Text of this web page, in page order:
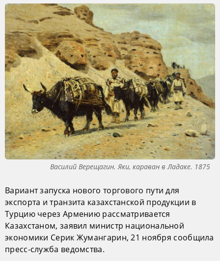
Василий Верещагин. Яки, караван в Ладаке. 1875
Вариант запуска нового торгового пути для
экспорта и транзита казахстанской продукции в
Турцию через Армению рассматривается
Казахстаном, заявил министр национальной
экономики Серик Жумангарин, 21 ноября сообщила
пресс-служба ведомства.